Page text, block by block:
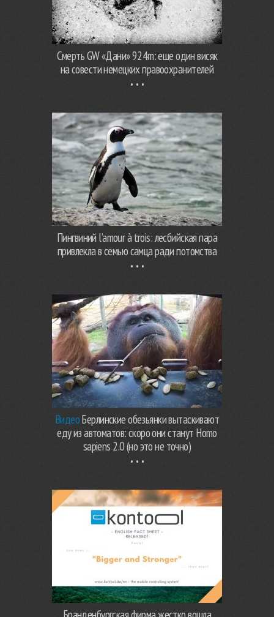
Смерть GW «Дани» 924m: еще один висяк
на совести немецких правоохранителей
Пингвиний l’amour à trois: лесбийская пара
привлекла в семью самца ради потомства
ВидеоБерлинские обезьянки вытаскивают
еду из автоматов: скоро они станут Homo
sapiens 2.0 (но это не точно)